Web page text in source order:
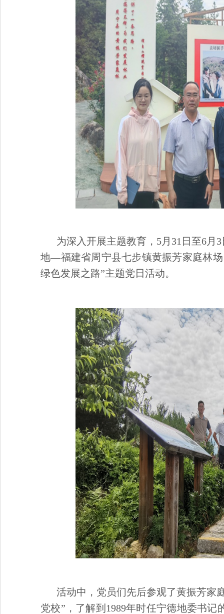
为深入开展主题教育，5月31日至6月
地—福建省周宁县七步镇黄振芳家庭林
绿色发展之路”主题党日活动。
活动中，党员们先后参观了黄振芳家
党校”，了解到1989年时任宁德地委书